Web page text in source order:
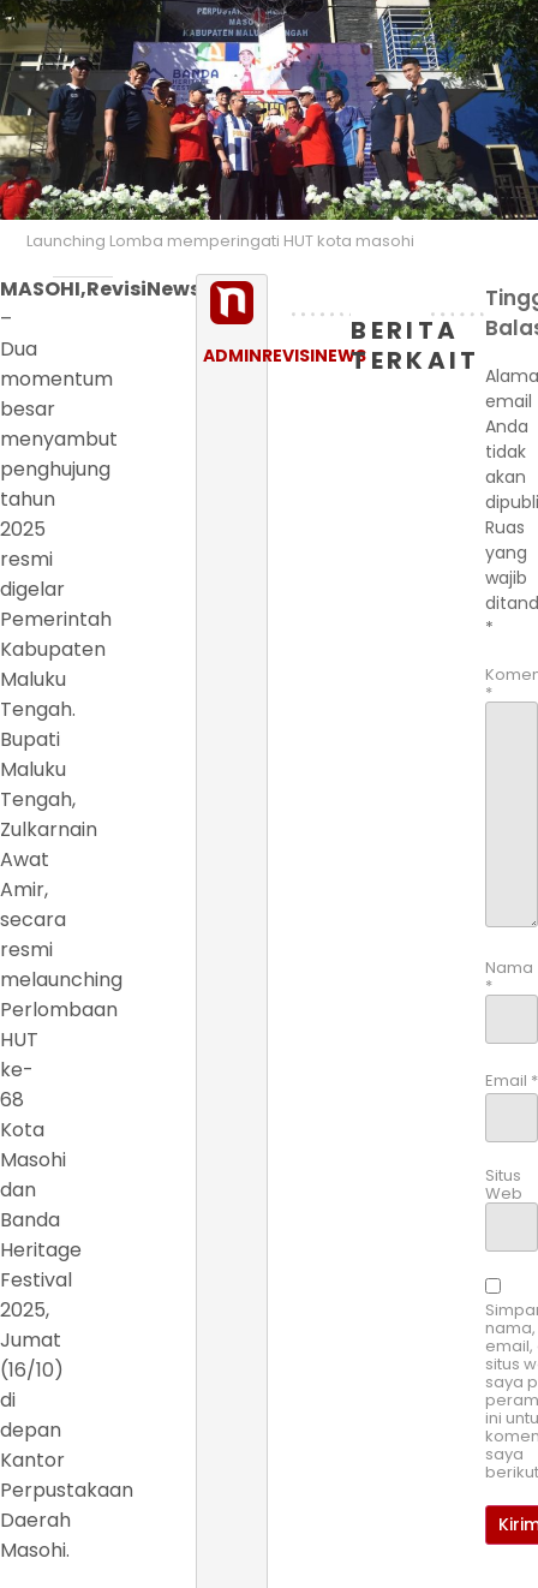
Launching Lomba memperingati HUT kota masohi
MASOHI,RevisiNews.com
–
Dua
momentum
besar
menyambut
penghujung
tahun
2025
resmi
digelar
Pemerintah
Kabupaten
Maluku
Tengah.
Bupati
Maluku
Tengah,
Zulkarnain
Awat
Amir,
secara
resmi
melaunching
Perlombaan
HUT
ke-
68
Kota
Masohi
dan
Banda
Heritage
Festival
2025,
Jumat
(16/10)
di
depan
Kantor
Perpustakaan
Daerah
Masohi.
ADMINREVISINEWS
BERITA
TERKAIT
email
Anda
tidak
akan
Ruas
yang
wajib
*
*
Nama
*
Email *
Situs
Web
nama,
email,
situs
saya
ini
saya